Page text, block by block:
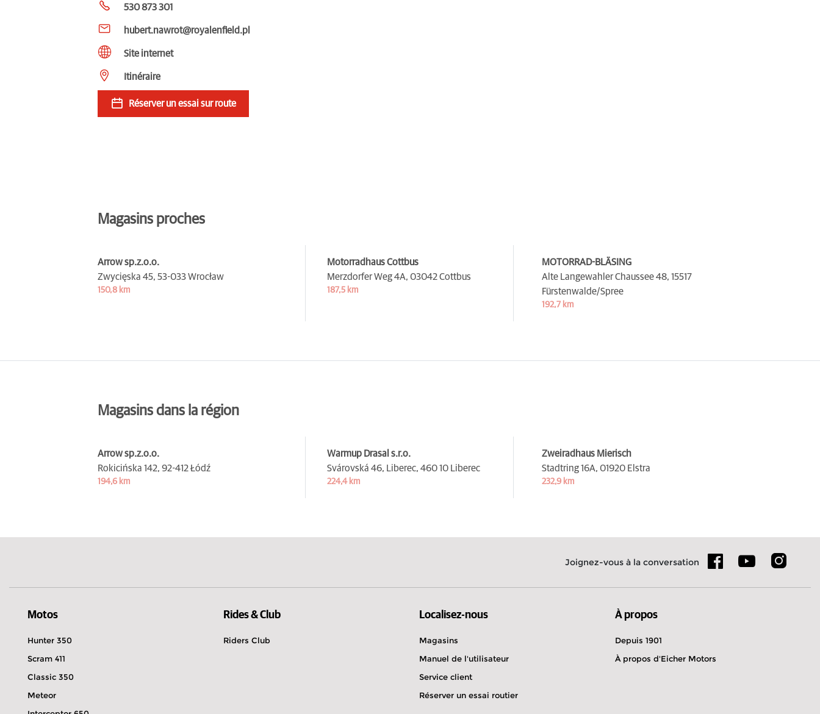
530 873 301
hubert.nawrot@royalenfield.pl
Site internet
Itinéraire
Réserver un essai sur route
Magasins proches
Arrow sp.z.o.o.
Zwycięska 45, 53-033 Wrocław
150,8 km
Motorradhaus Cottbus
Merzdorfer Weg 4A, 03042 Cottbus
187,5 km
MOTORRAD-BLÄSING
Alte Langewahler Chaussee 48, 15517
Fürstenwalde/Spree
192,7 km
Magasins dans la région
Arrow sp.z.o.o.
Rokicińska 142, 92-412 Łódź
194,6 km
Warmup Drasal s.r.o.
Svárovská 46, Liberec, 460 10 Liberec
224,4 km
Zweiradhaus Mierisch
Stadtring 16A, 01920 Elstra
232,9 km
Joignez-vous à la conversation
Motos
Hunter 350
Scram 411
Classic 350
Meteor
Rides & Club
Riders Club
Localisez-nous
Magasins
Manuel de l'utilisateur
Service client
Réserver un essai routier
À propos
Depuis 1901
À propos d'Eicher Motors